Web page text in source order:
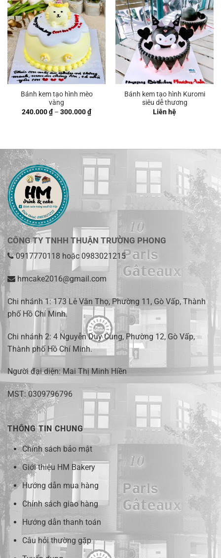
Bánh kem tạo hình mèo
vàng
240.000₫ – 300.000₫Khoảng
giá:
Bánh kem tạo hình Kuromi
siêu dễ thương
Liên hệ
CÔNG TY TNHH THUẬN TRƯỜNG PHONG
0917770118 hoặc 0983021215
hmcake2016@gmail.com
Chi nhánh 1:173 Lê Văn Thọ, Phường 11, Gò Vấp, Thành
phố Hồ Chí Minh.
Chi nhánh 2: 4 Nguyễn Duy Cung, Phường 12, Gò Vấp,
Thành phố Hồ Chí Minh.
Người đại diện: Mai Thị Minh Hiền
MST: 0309796796
THÔNG TIN CHUNG
Chính sách bảo mật
Giới thiệu HM Bakery
Hướng dẫn mua hàng
Chính sách giao hàng
Hướng dẫn thanh toán
Câu hỏi thường gặp